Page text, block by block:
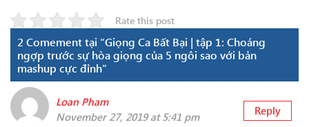
Rate this post
2 Comement tại “Giọng Ca Bất Bại | tập 1: Choáng
ngợp trước sự hòa giọng của 5 ngôi sao với bản
mashup cực đỉnh”
Loan Pham
November 27, 2019 at 5:41 pm
Reply